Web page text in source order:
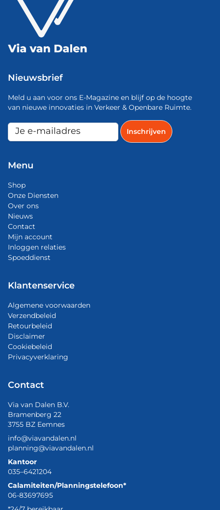
Nieuwsbrief
Meld u aan voor ons E-Magazine en blijf op de hoogte
van nieuwe innovaties in Verkeer & Openbare Ruimte.
Menu
Shop
Onze Diensten
Over ons
Nieuws
Contact
Mijn account
Inloggen relaties
Spoeddienst
Klantenservice
Algemene voorwaarden
Verzendbeleid
Retourbeleid
Disclaimer
Cookiebeleid
Privacyverklaring
Contact
Via van Dalen B.V.
Bramenberg 22
3755 BZ Eemnes
info@viavandalen.nl
planning@viavandalen.nl
Kantoor
035–6421204
Calamiteiten/Planningstelefoon*
06-83697695